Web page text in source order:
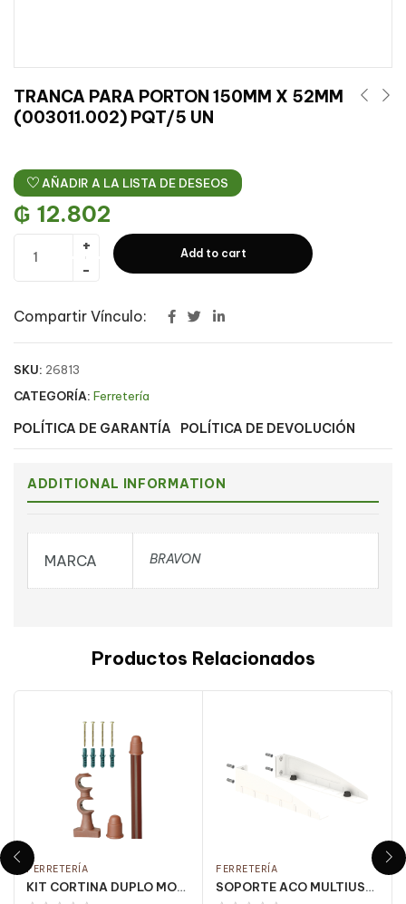
TRANCA PARA PORTON 150MM X 52MM
(003011.002) PQT/5 UN
AÑADIR A LA LISTA DE DESEOS
₲ 12.802
Add to cart
Compartir Vínculo:
SKU: 26813
CATEGORÍA: Ferretería
POLÍTICA DE GARANTÍA POLÍTICA DE DEVOLUCIÓN
ADDITIONAL INFORMATION
MARCA BRAVON
Productos Relacionados
FERRETERÍA
KIT CORTINA DUPLO MOGNO 2.5 MT (PQT C/ 5 UN)
FERRETERÍA
SOPORTE ACO MULTIUSO BLANCO DECORATIVO